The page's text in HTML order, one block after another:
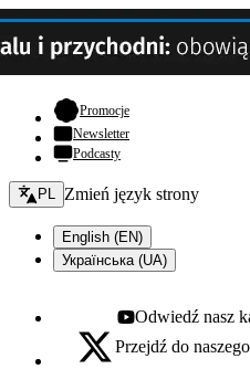
Promocje- otwiera się w nowej
Newsletter
Podcasty
Zmień język - bieżący:
PL Zmień język strony
English (EN)
Українська (UA)
Youtube - otwiera się w
Odwiedź nasz
X - otwiera się w nowej karcie
Przejdź do